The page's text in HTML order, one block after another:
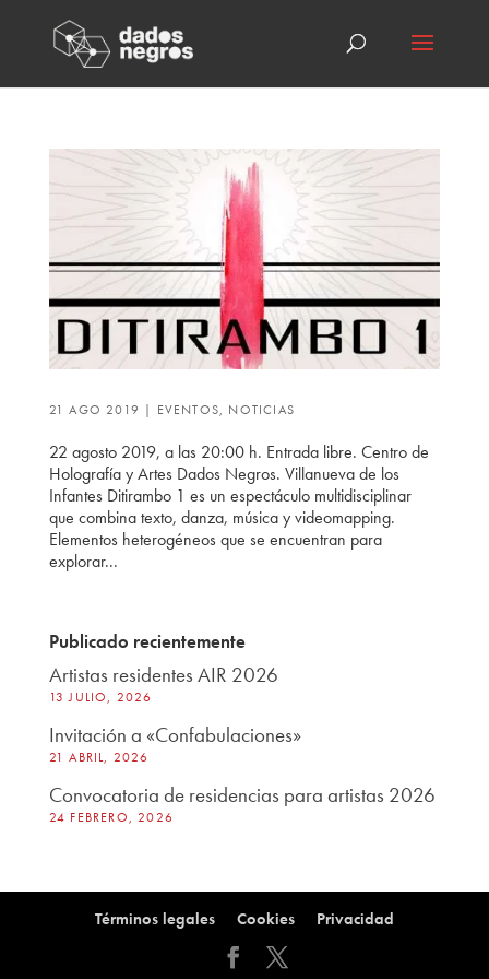
21 AGO 2019 | EVENTOS, NOTICIAS
22 agosto 2019, a las 20:00 h. Entrada libre. Centro de
Holografía y Artes Dados Negros. Villanueva de los
Infantes Ditirambo 1 es un espectáculo multidisciplinar
que combina texto, danza, música y videomapping.
Elementos heterogéneos que se encuentran para
explorar...
Publicado recientemente
Artistas residentes AIR 2026
13 JULIO, 2026
Invitación a «Confabulaciones»
21 ABRIL, 2026
Convocatoria de residencias para artistas 2026
24 FEBRERO, 2026
Términos legales Cookies Privacidad